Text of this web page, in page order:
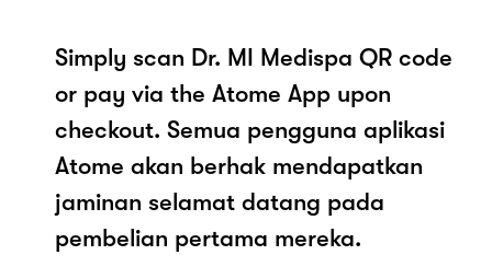
Simply scan Dr. MI Medispa QR code
or pay via the Atome App upon
checkout. Semua pengguna aplikasi
Atome akan berhak mendapatkan
jaminan selamat datang pada
pembelian pertama mereka.